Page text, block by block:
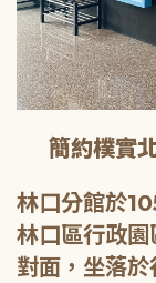
簡約樸實
林口分館於
林口區行政
對面，坐落